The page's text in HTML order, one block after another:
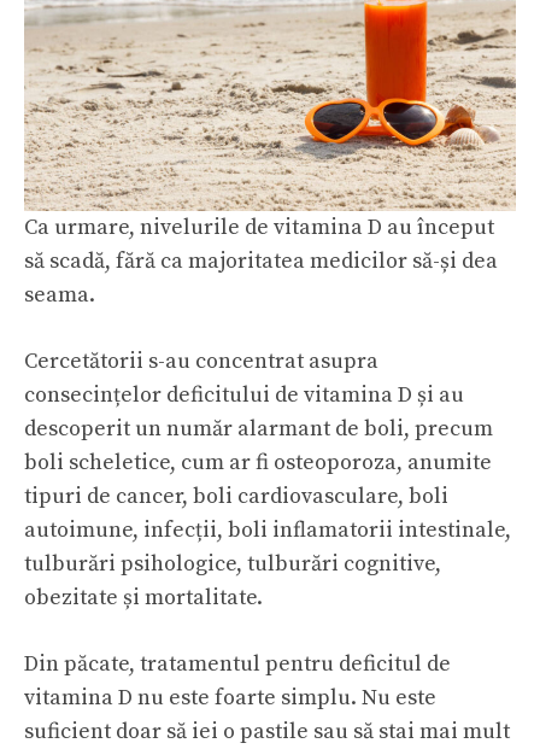
Ca urmare, nivelurile de vitamina D au început
să scadă, fără ca majoritatea medicilor să-și dea
seama.
Cercetătorii s-au concentrat asupra
consecințelor deficitului de vitamina D și au
descoperit un număr alarmant de boli, precum
boli scheletice, cum ar fi osteoporoza, anumite
tipuri de cancer, boli cardiovasculare, boli
autoimune, infecții, boli inflamatorii intestinale,
tulburări psihologice, tulburări cognitive,
obezitate și mortalitate.
Din păcate, tratamentul pentru deficitul de
vitamina D nu este foarte simplu. Nu este
suficient doar să iei o pastile sau să stai mai mult